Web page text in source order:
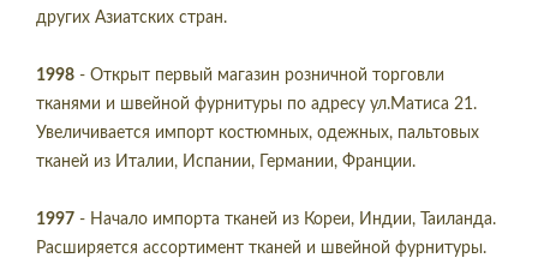
других Азиатских стран.
1998 - Открыт первый магазин розничной торговли
тканями и швейной фурнитуры по адресу ул.Матиса 21.
Увеличивается импорт костюмных, одежных, пальтовых
тканей из Италии, Испании, Германии, Франции.
1997 - Начало импорта тканей из Кореи, Индии, Таиланда.
Расширяется ассортимент тканей и швейной фурнитуры.